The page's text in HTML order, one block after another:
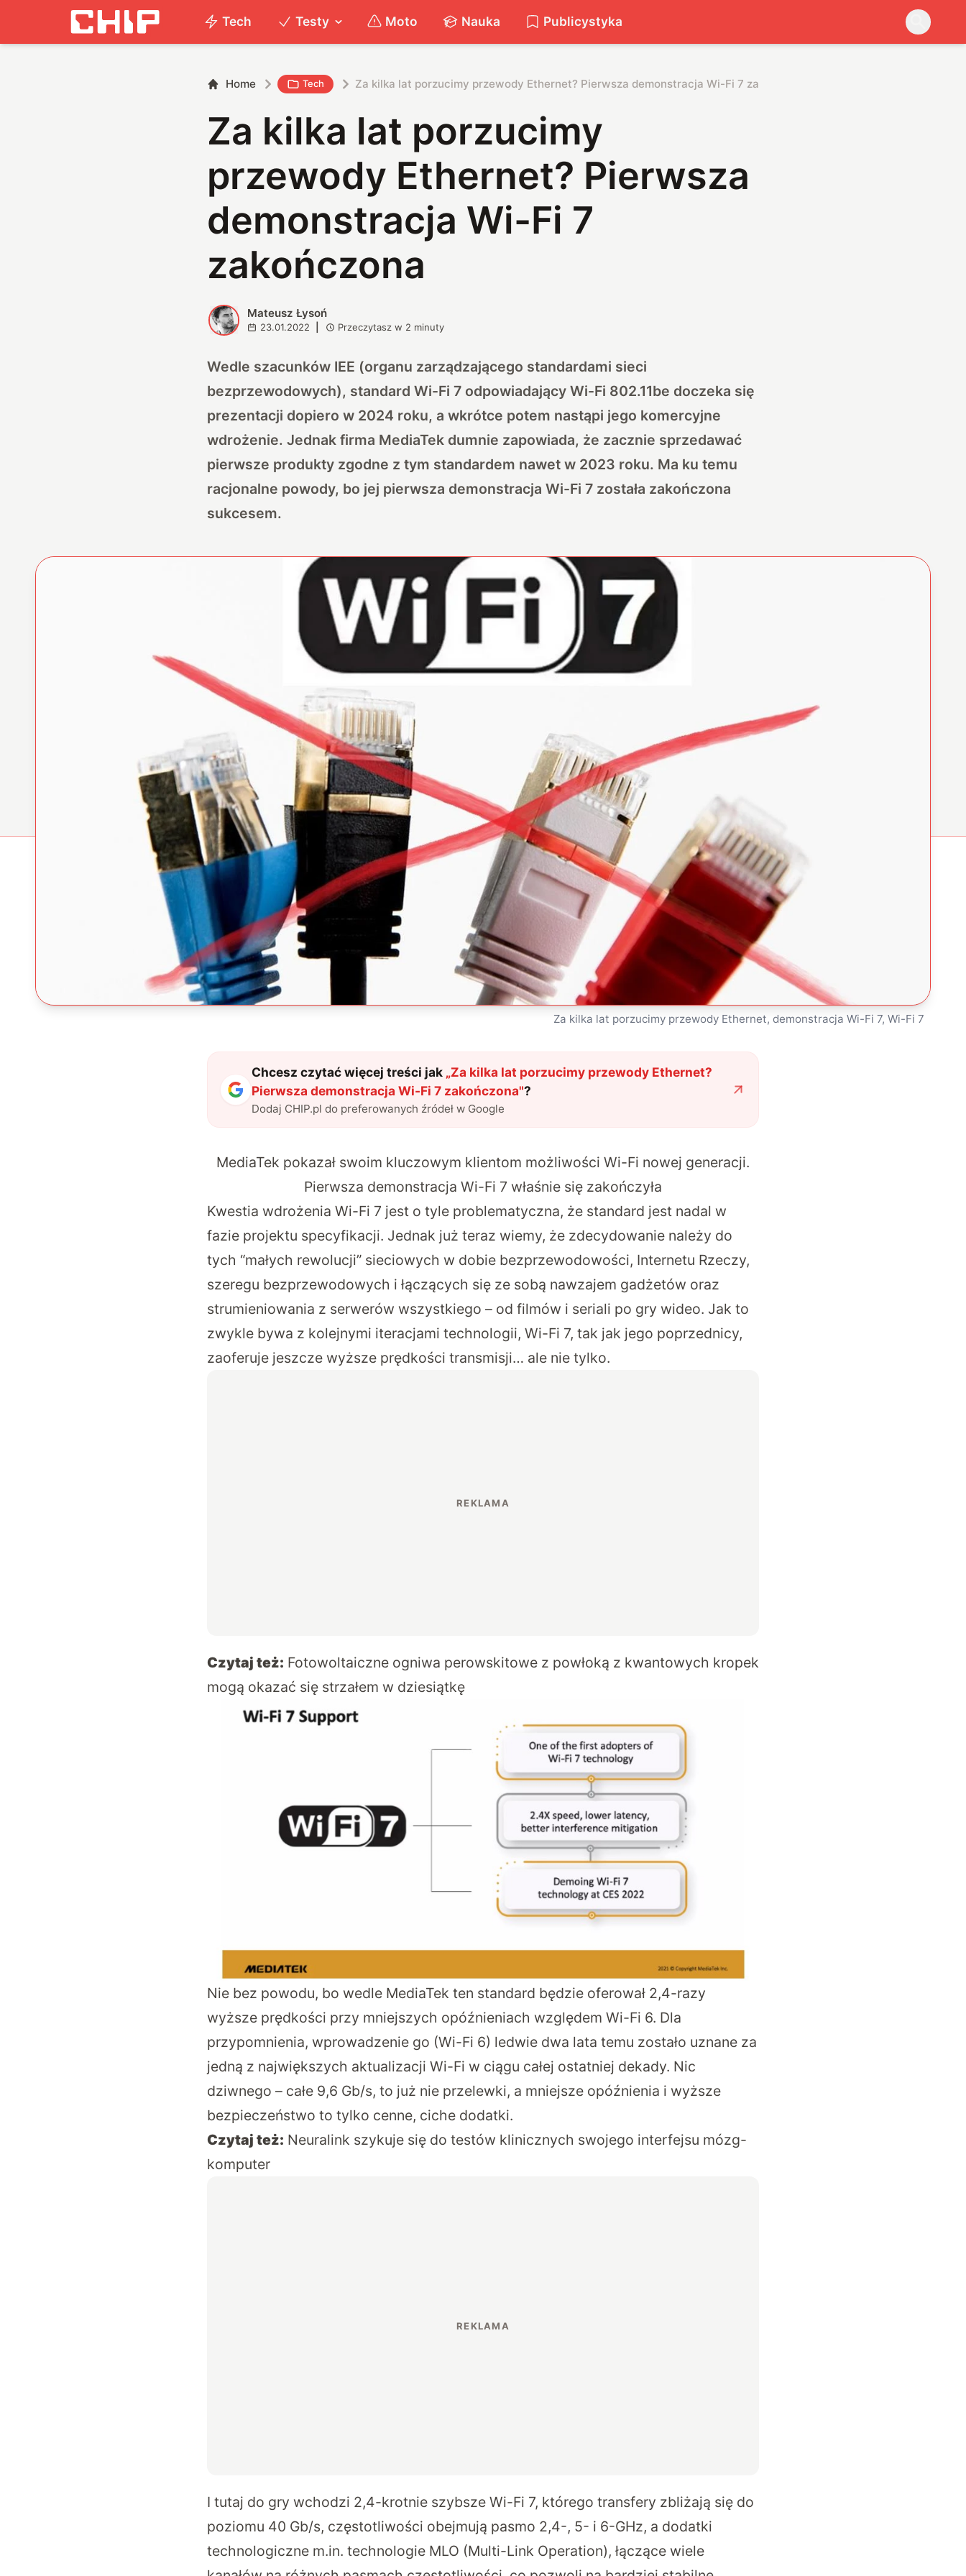
Tech Testy Moto Nauka Publicystyka
Home Tech Za kilka lat porzucimy przewody Ethernet? Pierwsza demonstracja Wi-Fi 7 zakończona
Za kilka lat porzucimy
przewody Ethernet? Pierwsza
demonstracja Wi-Fi 7
zakończona
M Mateusz Łysoń
23.01.2022 Przeczytasz w 2 minuty
Wedle szacunków IEE (organu zarządzającego standardami sieci
bezprzewodowych), standard Wi-Fi 7 odpowiadający Wi-Fi 802.11be doczeka się
prezentacji dopiero w 2024 roku, a wkrótce potem nastąpi jego komercyjne
wdrożenie. Jednak firma MediaTek dumnie zapowiada, że zacznie sprzedawać
pierwsze produkty zgodne z tym standardem nawet w 2023 roku. Ma ku temu
racjonalne powody, bo jej pierwsza demonstracja Wi-Fi 7 została zakończona
sukcesem.
Za kilka lat porzucimy przewody Ethernet, demonstracja Wi-Fi 7, Wi-Fi 7
Chcesz czytać więcej treści jak „Za kilka lat porzucimy przewody Ethernet?
Pierwsza demonstracja Wi-Fi 7 zakończona"?
Dodaj CHIP.pl do preferowanych źródeł w Google
MediaTek pokazał swoim kluczowym klientom możliwości Wi-Fi nowej generacji.
Pierwsza demonstracja Wi-Fi 7 właśnie się zakończyła
Kwestia wdrożenia Wi-Fi 7 jest o tyle problematyczna, że standard jest nadal w
fazie projektu specyfikacji. Jednak już teraz wiemy, że zdecydowanie należy do
tych “małych rewolucji” sieciowych w dobie bezprzewodowości, Internetu Rzeczy,
szeregu bezprzewodowych i łączących się ze sobą nawzajem gadżetów oraz
strumieniowania z serwerów wszystkiego – od filmów i seriali po gry wideo. Jak to
zwykle bywa z kolejnymi iteracjami technologii, Wi-Fi 7, tak jak jego poprzednicy,
zaoferuje jeszcze wyższe prędkości transmisji… ale nie tylko.
Czytaj też: Fotowoltaiczne ogniwa perowskitowe z powłoką z kwantowych kropek
mogą okazać się strzałem w dziesiątkę
Nie bez powodu, bo wedle MediaTek ten standard będzie oferował 2,4-razy
wyższe prędkości przy mniejszych opóźnieniach względem Wi-Fi 6. Dla
przypomnienia, wprowadzenie go (Wi-Fi 6) ledwie dwa lata temu zostało uznane za
jedną z największych aktualizacji Wi-Fi w ciągu całej ostatniej dekady. Nic
dziwnego – całe 9,6 Gb/s, to już nie przelewki, a mniejsze opóźnienia i wyższe
bezpieczeństwo to tylko cenne, ciche dodatki.
Czytaj też: Neuralink szykuje się do testów klinicznych swojego interfejsu mózg-
komputer
I tutaj do gry wchodzi 2,4-krotnie szybsze Wi-Fi 7, którego transfery zbliżają się do
poziomu 40 Gb/s, częstotliwości obejmują pasmo 2,4-, 5- i 6-GHz, a dodatki
technologiczne m.in. technologie MLO (Multi-Link Operation), łączące wiele